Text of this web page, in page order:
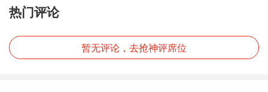
热门评论
暂无评论，去抢神评席位